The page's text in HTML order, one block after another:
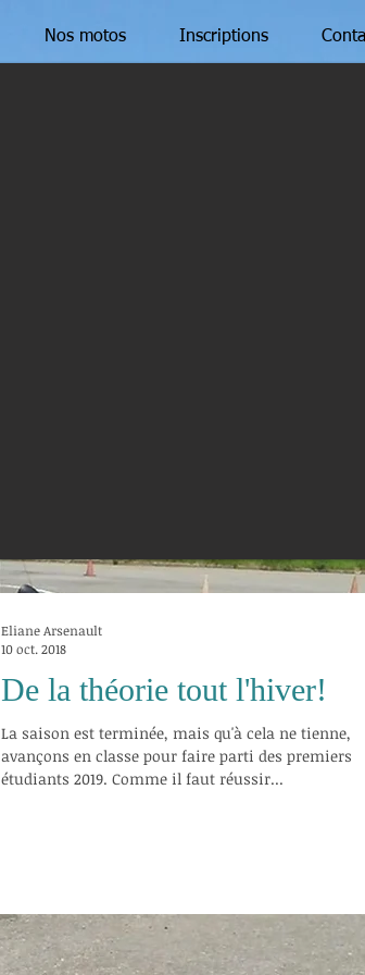
Nos motos Inscriptions
De la théorie tout l'hiver!
La saison est terminée, mais qu'à cela ne tienne,
avançons en classe pour faire parti des premiers
étudiants 2019. Comme il faut réussir...
Eliane Arsenault
10 oct. 2018